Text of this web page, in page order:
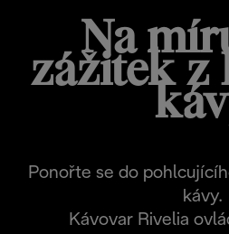
Na
zážitek z
Ponořte se do
kávy.
Kávovar Rivelia